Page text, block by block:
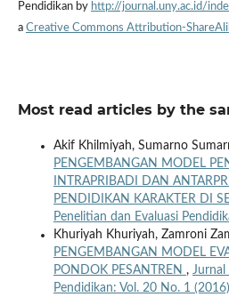
Pendidikan by http://journal.uny.ac.id/
a Creative Commons Attribution-
Most read articles by the
Akif Khilmiyah, Sumarno
PENGEMBANGAN MODEL
INTRAPRIBADI DAN
PENDIDIKAN KARAKTER DI
Penelitian dan Evaluasi
Khuriyah Khuriyah, Zamroni
PENGEMBANGAN MODEL
PONDOK PESANTREN , Jurnal
Pendidikan: Vol. 20 No. 1 (2016)